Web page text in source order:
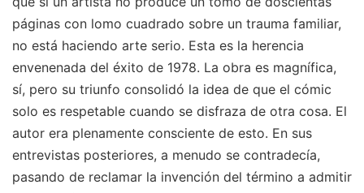
páginas con lomo cuadrado sobre un trauma familiar,
no está haciendo arte serio. Esta es la herencia
envenenada del éxito de 1978. La obra es magnífica,
sí, pero su triunfo consolidó la idea de que el cómic
solo es respetable cuando se disfraza de otra cosa. El
autor era plenamente consciente de esto. En sus
entrevistas posteriores, a menudo se contradecía,
pasando de reclamar la invención del término a admitir